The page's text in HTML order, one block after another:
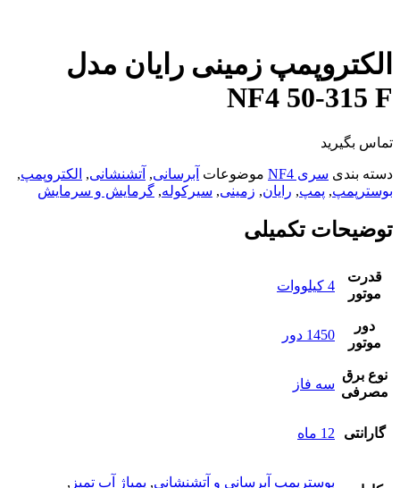
الکتروپمپ زمینی رایان مدل
NF4 50-315 F
تماس بگیرید
دسته بندی سری NF4 موضوعات آبرسانی, آتشنشانی, الکتروپمپ,
بوسترپمپ, پمپ, رایان, زمینی, سیرکوله, گرمایش و سرمایش
توضیحات تکمیلی
قدرت
موتور
4 کیلووات
دور
موتور
1450 دور
نوع برق
مصرفی
سه فاز
گارانتی 12 ماه
بوسترپمپ آبرسانی و آتشنشانی, پمپاژ آب تمیز ,